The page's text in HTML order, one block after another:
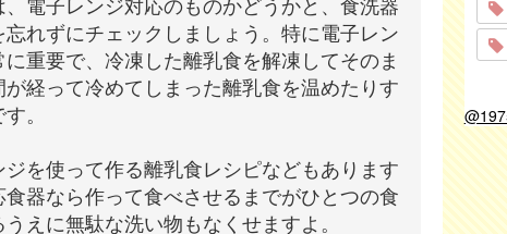
電子レンジ対応のものかどうかと、食洗器
れずにチェックしましょう。特に電子レン
重要で、冷凍した離乳食を解凍してそのま
が経って冷めてしまった離乳食を温めたりす
。
ジを使って作る離乳食レシピなどもあります
器なら作って食べさせるまでがひとつの食
えに無駄な洗い物もなくせますよ。